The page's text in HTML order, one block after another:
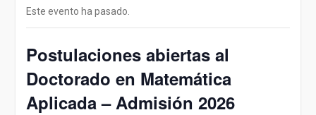
Este evento ha pasado.
Postulaciones abiertas al
Doctorado en Matemática
Aplicada – Admisión 2026